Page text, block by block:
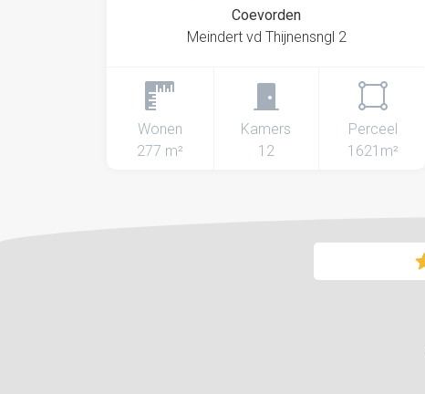
Coevorden
Meindert vd Thijnensngl 2
Wonen
277 m²
Kamers
12
Perceel
1621m²